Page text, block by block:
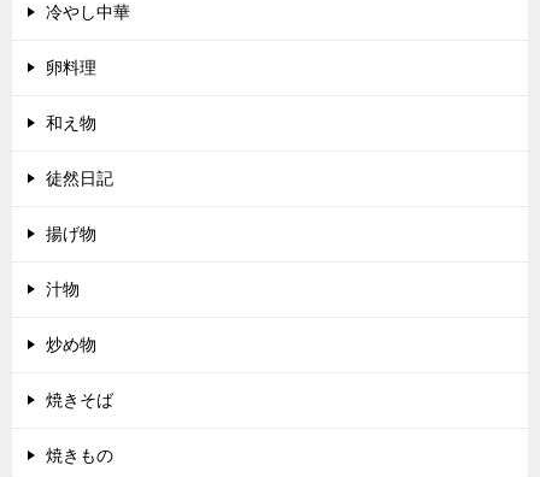
冷やし中華
卵料理
和え物
徒然日記
揚げ物
汁物
炒め物
焼きそば
焼きもの